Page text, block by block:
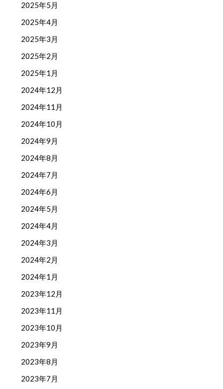
2025年5月
2025年4月
2025年3月
2025年2月
2025年1月
2024年12月
2024年11月
2024年10月
2024年9月
2024年8月
2024年7月
2024年6月
2024年5月
2024年4月
2024年3月
2024年2月
2024年1月
2023年12月
2023年11月
2023年10月
2023年9月
2023年8月
2023年7月